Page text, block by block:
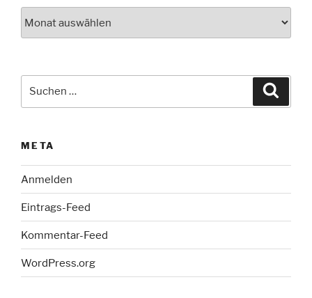
META
Anmelden
Eintrags-Feed
Kommentar-Feed
WordPress.org